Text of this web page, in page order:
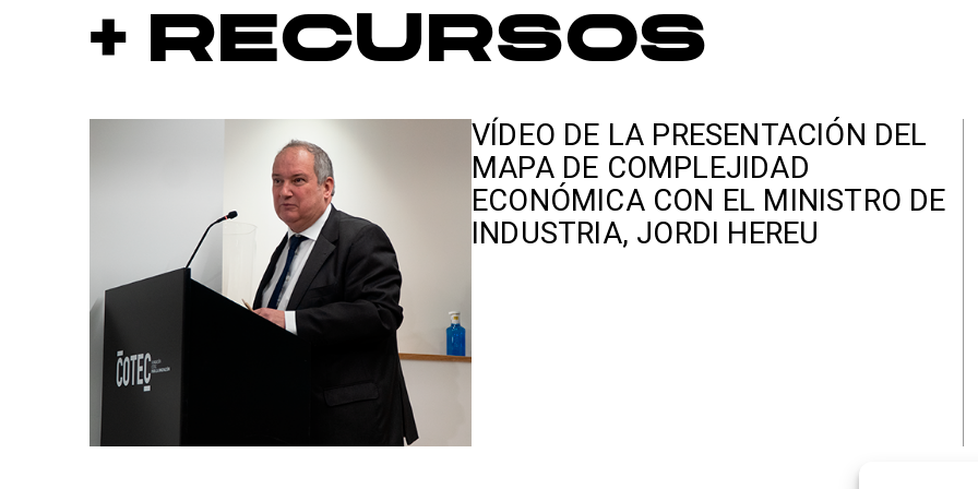
+ Recursos
VÍDEO DE LA PRESENTACIÓN DEL
MAPA DE COMPLEJIDAD
ECONÓMICA CON EL MINISTRO DE
INDUSTRIA, JORDI HEREU